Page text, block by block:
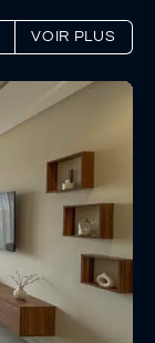
VOIR PLUS